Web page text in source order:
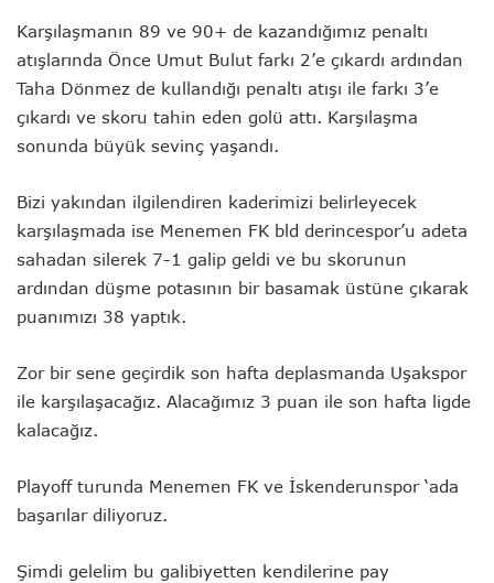
Karşılaşmanın 89 ve 90+ de kazandığımız penaltı
atışlarında Önce Umut Bulut farkı 2’e çıkardı ardından
Taha Dönmez de kullandığı penaltı atışı ile farkı 3’e
çıkardı ve skoru tahin eden golü attı. Karşılaşma
sonunda büyük sevinç yaşandı.
Bizi yakından ilgilendiren kaderimizi belirleyecek
karşılaşmada ise Menemen FK bld derincespor’u adeta
sahadan silerek 7-1 galip geldi ve bu skorunun
ardından düşme potasının bir basamak üstüne çıkarak
puanımızı 38 yaptık.
Zor bir sene geçirdik son hafta deplasmanda Uşakspor
ile karşılaşacağız. Alacağımız 3 puan ile son hafta ligde
kalacağız.
Playoff turunda Menemen FK ve İskenderunspor ‘ada
başarılar diliyoruz.
Şimdi gelelim bu galibiyetten kendilerine pay